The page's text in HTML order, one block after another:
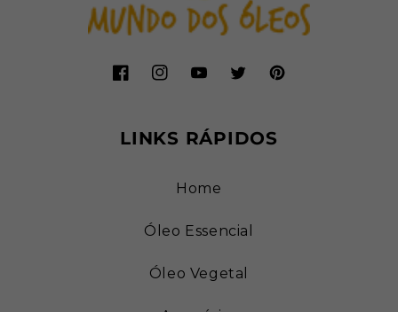
FacebookInstagramYouTubeTwitterPinterest
LINKS RÁPIDOS
Home
Óleo Essencial
Óleo Vegetal